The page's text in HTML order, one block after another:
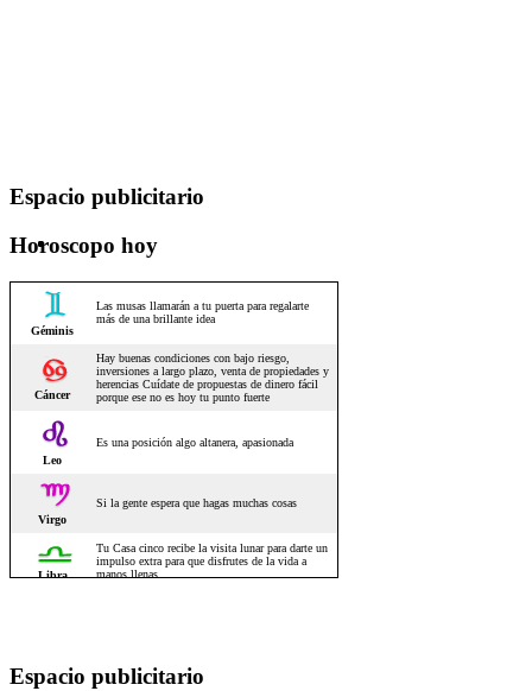
Espacio publicitario
Horoscopo hoy
Espacio publicitario